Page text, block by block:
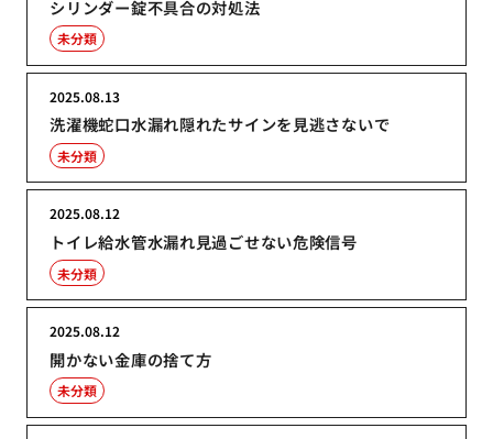
シリンダー錠不具合の対処法
未分類
洗濯機蛇口水漏れ隠れたサインを見逃さないで
2025.08.13
未分類
トイレ給水管水漏れ見過ごせない危険信号
2025.08.12
未分類
開かない金庫の捨て方
2025.08.12
未分類